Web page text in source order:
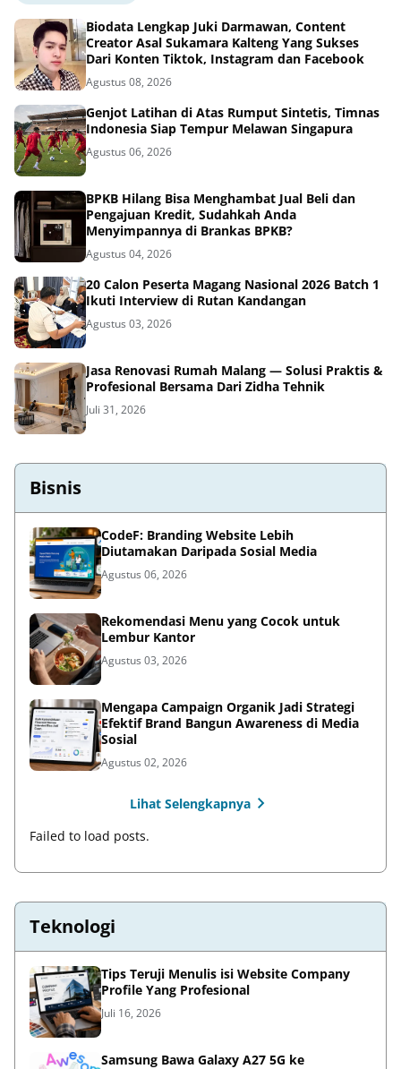
Biodata Lengkap Juki Darmawan, Content
Creator Asal Sukamara Kalteng Yang Sukses
Dari Konten Tiktok, Instagram dan Facebook
Agustus 08, 2026
Genjot Latihan di Atas Rumput Sintetis, Timnas
Indonesia Siap Tempur Melawan Singapura
Agustus 06, 2026
BPKB Hilang Bisa Menghambat Jual Beli dan
Pengajuan Kredit, Sudahkah Anda
Menyimpannya di Brankas BPKB?
Agustus 04, 2026
20 Calon Peserta Magang Nasional 2026 Batch 1
Ikuti Interview di Rutan Kandangan
Agustus 03, 2026
Jasa Renovasi Rumah Malang — Solusi Praktis &
Profesional Bersama Dari Zidha Tehnik
Juli 31, 2026
Bisnis
CodeF: Branding Website Lebih
Diutamakan Daripada Sosial Media
Agustus 06, 2026
Rekomendasi Menu yang Cocok untuk
Lembur Kantor
Agustus 03, 2026
Mengapa Campaign Organik Jadi Strategi
Efektif Brand Bangun Awareness di Media
Sosial
Agustus 02, 2026
Lihat Selengkapnya
Failed to load posts.
Teknologi
Tips Teruji Menulis isi Website Company
Profile Yang Profesional
Juli 16, 2026
Samsung Bawa Galaxy A27 5G ke